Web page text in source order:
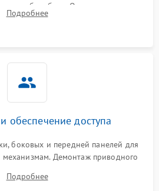
и барабана. Опрос клиента о
не крутит барабан, сильно шумит
Подробнее
обеспечение доступа
боковых и передней панелей для
механизмам. Демонтаж приводного
доступа к ТЭНу, компрессору,
Подробнее